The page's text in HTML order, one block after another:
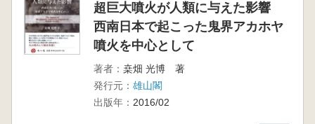
超巨大噴火が人類に与えた影響
西南日本で起こった鬼界アカホヤ
噴火を中心として
著者： 桒畑 光博 著
発行元： 雄山閣
出版年： 2016/02